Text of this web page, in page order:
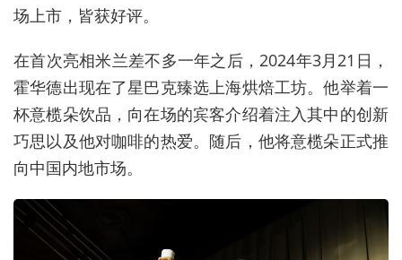
场上市，皆获好评。
在首次亮相米兰差不多一年之后，2024年3月21日，
霍华德出现在了星巴克臻选上海烘焙工坊。他举着一
杯意榄朵饮品，向在场的宾客介绍着注入其中的创新
巧思以及他对咖啡的热爱。随后，他将意榄朵正式推
向中国内地市场。